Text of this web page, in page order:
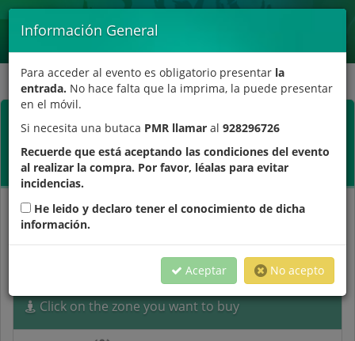
Concierto Víctor Manuel
Festival Mar Abierto 2026 //
Palacio de Congresos de
Fuerteventura. //
13-11-26 // 20:00
Choose session
Click on the zone you want to buy
Información General
Para acceder al evento es obligatorio presentar la
entrada. No hace falta que la imprima, la puede presentar
en el móvil.
Si necesita una butaca PMR llamar al 928296726
Recuerde que está aceptando las condiciones del evento
al realizar la compra. Por favor, léalas para evitar
incidencias.
He leido y declaro tener el conocimiento de dicha
información.
Aceptar No acepto